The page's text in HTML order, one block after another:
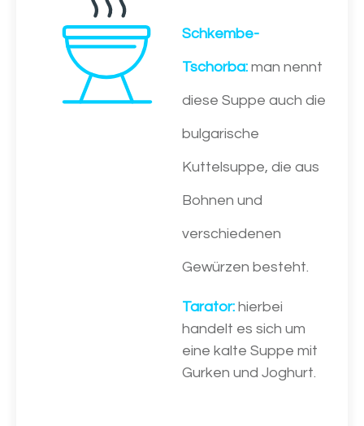
Schkembe-
Tschorba: man nennt
diese Suppe auch die
bulgarische
Kuttelsuppe, die aus
Bohnen und
verschiedenen
Gewürzen besteht.
Tarator: hierbei
handelt es sich um
eine kalte Suppe mit
Gurken und Joghurt.